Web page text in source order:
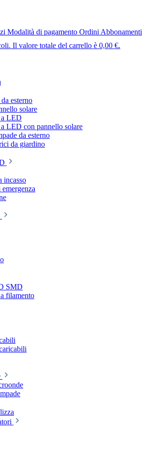
Modalità di pagamento Ordini Abbonamenti
Il valore totale del carrello è 0,00 €.
esterno
solare
a LED
LED con pannello solare
da esterno
da giardino
incasso
SMD
filamento